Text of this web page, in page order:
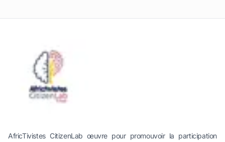
AfricTivistes CitizenLab œuvre pour promouvoir la participation